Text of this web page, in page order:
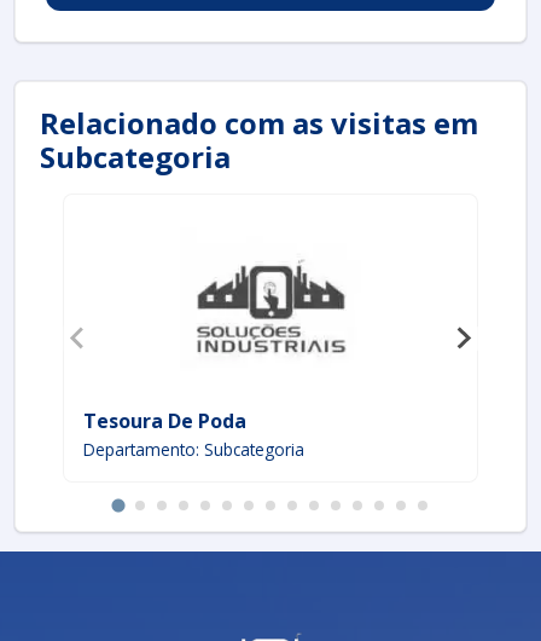
Relacionado com as visitas em
Subcategoria
Tesoura De Poda
Departamento: Subcategoria